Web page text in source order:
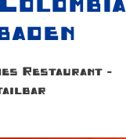
Restaurant -